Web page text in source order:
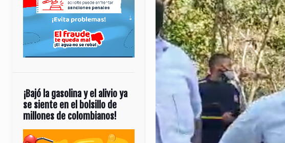
¡Bajó la gasolina y el alivio ya
se siente en el bolsillo de
millones de colombianos!
Reproductor